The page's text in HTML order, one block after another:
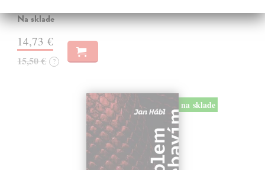
Na sklade
14,73 €
15,50 € ?
na sklade